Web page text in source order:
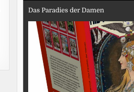
Das Paradies der Damen